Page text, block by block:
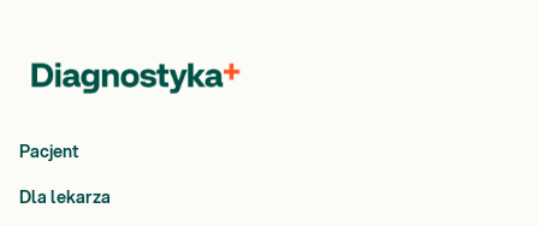
Pacjent
Dla lekarza